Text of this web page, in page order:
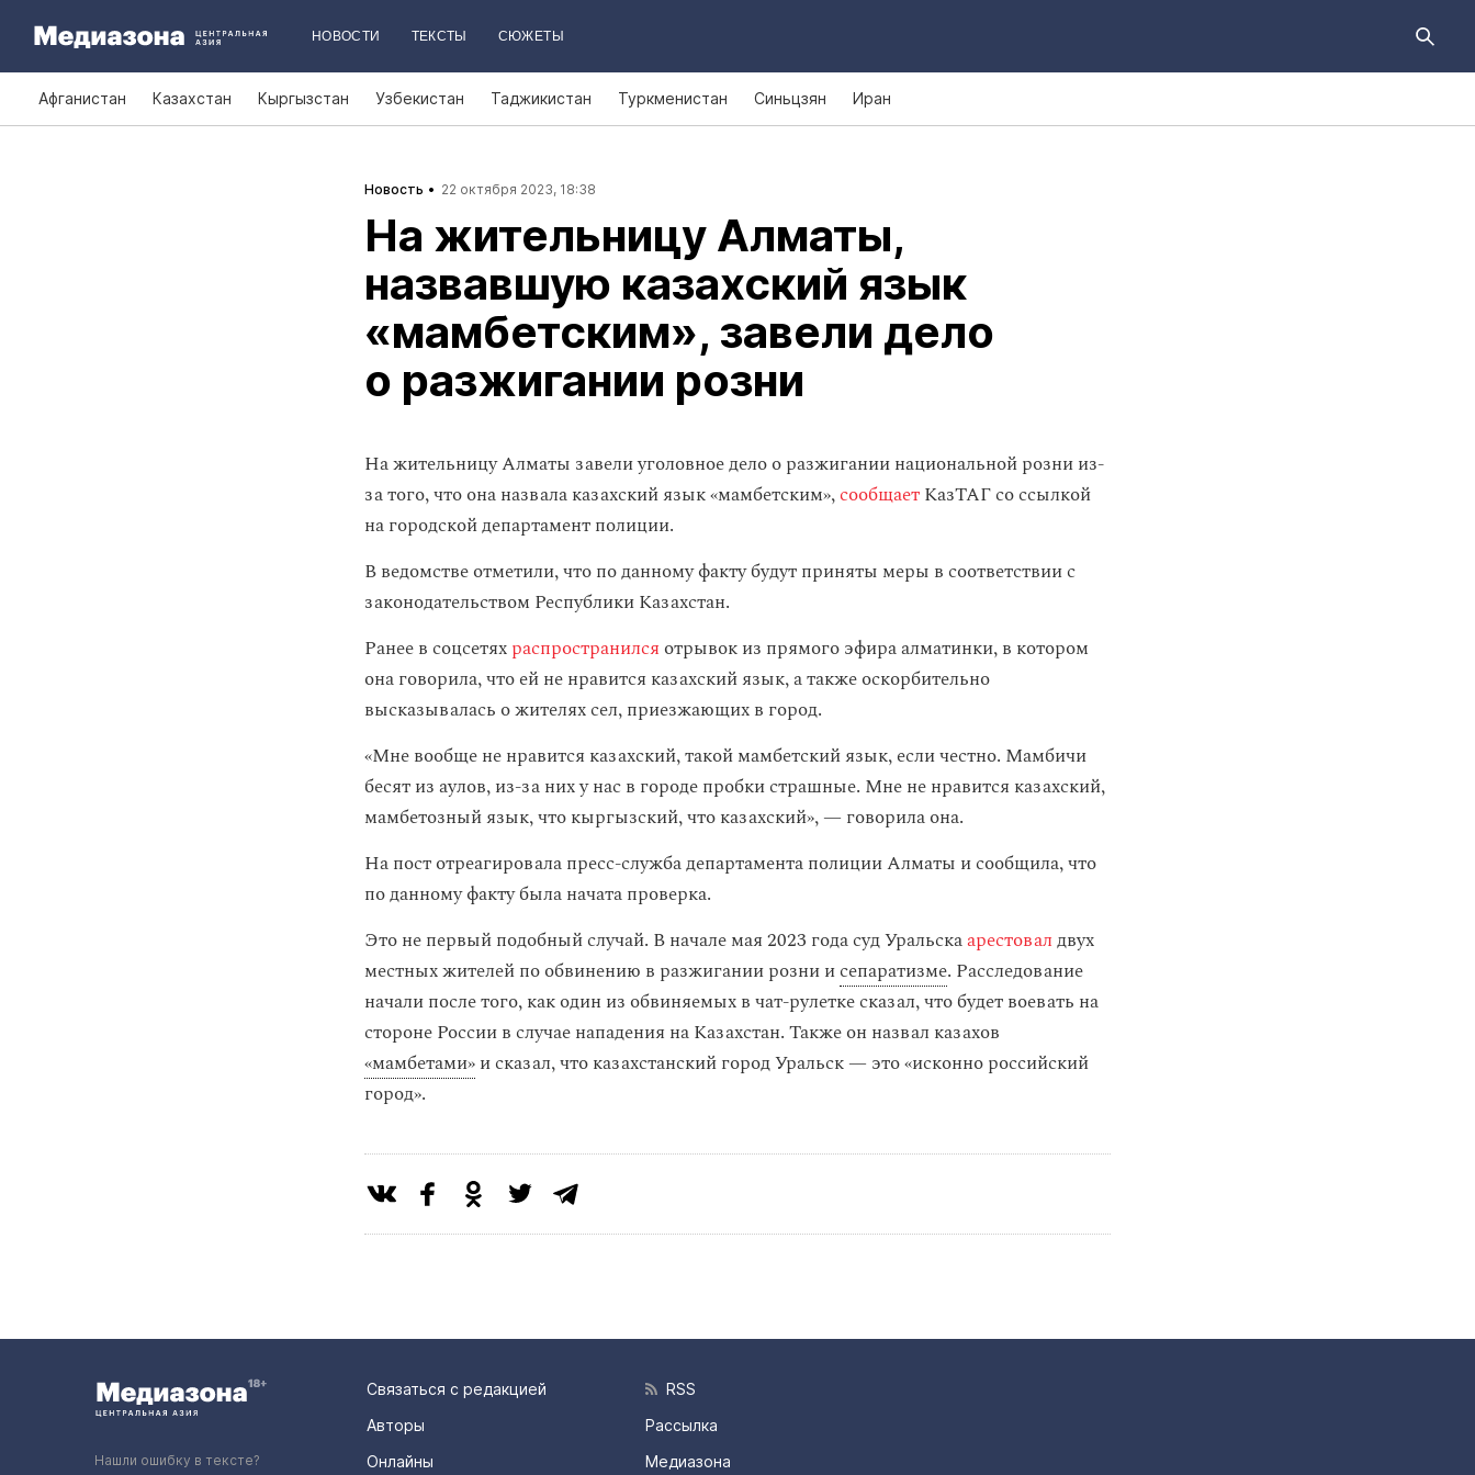
НОВОСТИ ТЕКСТЫ СЮЖЕТЫ
Афганистан Казахстан Кыргызстан Узбекистан Таджикистан Туркменистан Синьцзян Иран
Новость 22 октября 2023, 18:38
На жительницу Алматы,
назвавшую казахский язык
«мамбетским», завели дело
о разжигании розни
На жительницу Алматы завели уголовное дело о разжигании национальной розни из-
за того, что она назвала казахский язык «мамбетским»,сообщаетКазТАГ со ссылкой
на городской департамент полиции.
В ведомстве отметили, что по данному факту будут приняты меры в соответствии с
законодательством Республики Казахстан.
Ранее в соцсетяхраспространился отрывок из прямого эфира алматинки, в котором
она говорила, что ей не нравится казахский язык, а также оскорбительно
высказывалась о жителях сел, приезжающих в город.
«Мне вообще не нравится казахский, такой мамбетский язык, если честно. Мамбичи
бесят из аулов, из-за них у нас в городе пробки страшные. Мне не нравится казахский,
мамбетозный язык, что кыргызский, что казахский», — говорила она.
На пост отреагировала пресс-служба департамента полиции Алматы и сообщила, что
по данному факту была начата проверка.
Это не первый подобный случай. В начале мая 2023 года суд Уральскаарестовалдвух
местных жителей по обвинению в разжигании розни исепаратизме. Расследование
начали после того, как один из обвиняемых в чат-рулетке сказал, что будет воевать на
стороне России в случае нападения на Казахстан. Также он назвал казахов
«мамбетами»и сказал, что казахстанский город Уральск — это «исконно российский
город».
Нашли ошибку в тексте?
Связаться с редакцией
Авторы
Онлайны
RSS
Рассылка
Медиазона